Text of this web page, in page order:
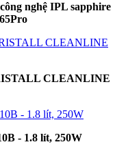
nghệ IPL sapphire
CLEANLINE
- 1.8 lít, 250W